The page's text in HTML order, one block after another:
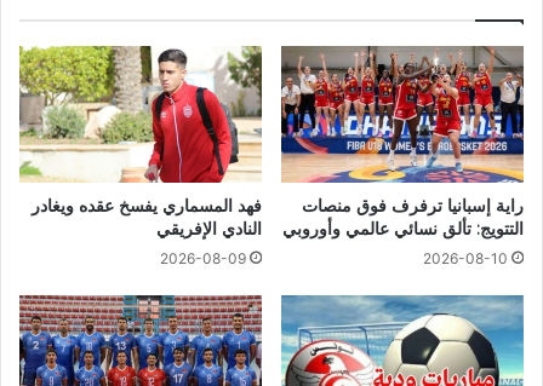
راية إسبانيا ترفرف فوق منصات
التتويج: تألق نسائي عالمي وأوروبي
2026-08-10
فهد المسماري يفسخ عقده ويغادر
النادي الإفريقي
2026-08-09